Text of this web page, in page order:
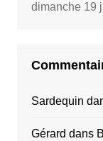
dimanche 19
Sardequin
Gérard dans